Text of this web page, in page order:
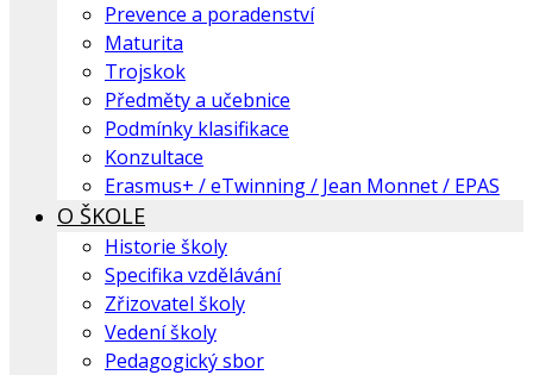
Prevence a poradenství
Maturita
Trojskok
Předměty a učebnice
Podmínky klasifikace
Konzultace
Erasmus+ / eTwinning / Jean Monnet / EPAS
O ŠKOLE
Historie školy
Specifika vzdělávání
Zřizovatel školy
Vedení školy
Pedagogický sbor